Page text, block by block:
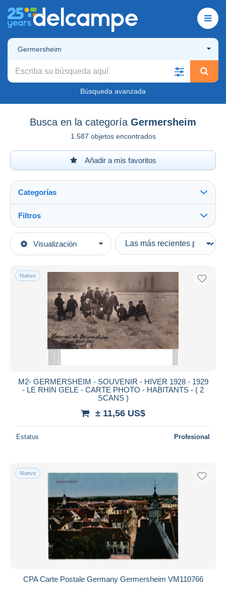
Germersheim
Búsqueda avanzada
Busca en la categoría Germersheim
1.587 objetos encontrados
Añadir a mis favoritos
Visualización
Categorías
Categorías principales
Europa
Alemania
Renania-Palatinado
Germersheim
Filtros
Tipo de venta
Activas
Subasta con ofertas
Subastas sin pujas
Casa de subastas
Vendidos
Duration
Todas las duraciones
Cerrando dentro
De US$
Envío gratis
PayPal
Transferencia bancaria
Visa
Mastercard
Bancontact
Maestro
Nuevo
M2- GERMERSHEIM - SOUVENIR - HIVER 1928 - 1929
- LE RHIN GELE - CARTE PHOTO - HABITANTS - ( 2
SCANS )
± 11,56 US$
Estatus Profesional
Nuevo
CPA Carte Postale Germany Germersheim VM110766